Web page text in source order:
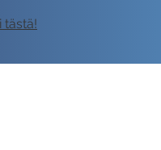
tästä!